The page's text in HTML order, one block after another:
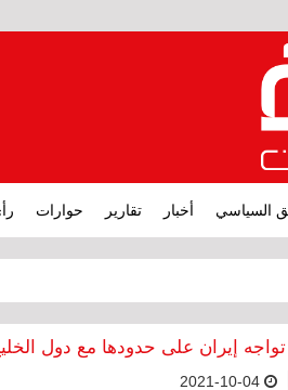
السياسي أخبار تقارير حوارات
إيران على حدودها مع دول